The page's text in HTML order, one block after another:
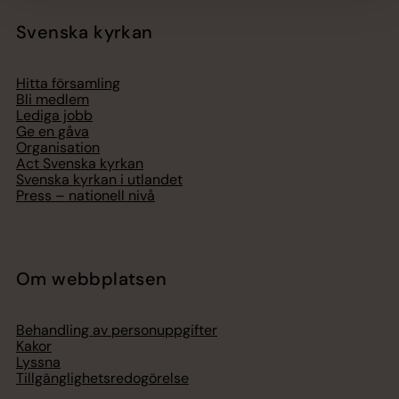
Svenska kyrkan
Hitta församling
Bli medlem
Lediga jobb
Ge en gåva
Organisation
Act Svenska kyrkan
Svenska kyrkan i utlandet
Press – nationell nivå
Om webbplatsen
Behandling av personuppgifter
Kakor
Lyssna
Tillgänglighetsredogörelse